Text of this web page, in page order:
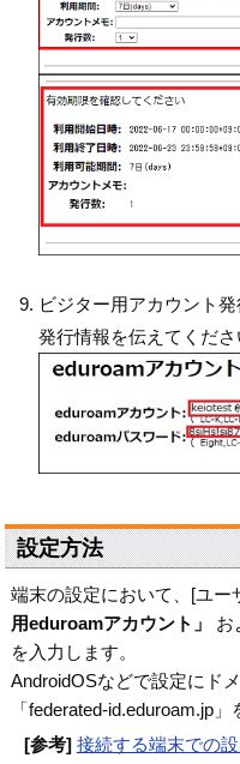
ビジター用アカウント
発行情報を伝えてくださ
設定方法
端末の設定において、[ユー
用eduroamアカウント」
お
を入力します。
AndroidOSなどで設定にド
「federated-id.eduroam.jp
[参考] 接続する端末での